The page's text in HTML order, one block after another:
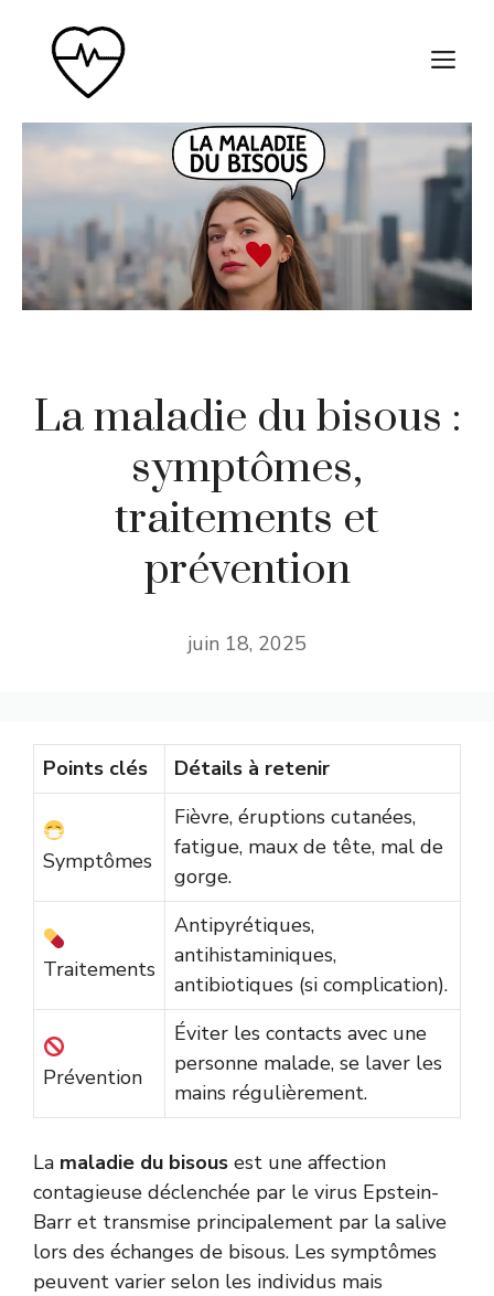
contenu
La maladie du bisous :
symptômes,
traitements et
prévention
juin 18, 2025
Points clés Détails à retenir
Symptômes
Fièvre, éruptions cutanées,
fatigue, maux de tête, mal de
gorge.
Traitements
Antipyrétiques,
antihistaminiques,
antibiotiques (si complication).
Prévention
Éviter les contacts avec une
personne malade, se laver les
mains régulièrement.
La maladie du bisous est une affection
contagieuse déclenchée par le virus Epstein-
Barr et transmise principalement par la salive
lors des échanges de bisous. Les symptômes
peuvent varier selon les individus mais